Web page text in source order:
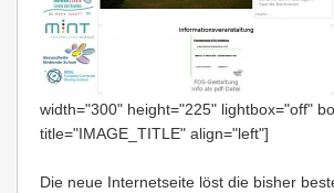
width="300" height="225" lightbox="off"
title="IMAGE_TITLE" align="left"]
Die neue Internetseite löst die bisher